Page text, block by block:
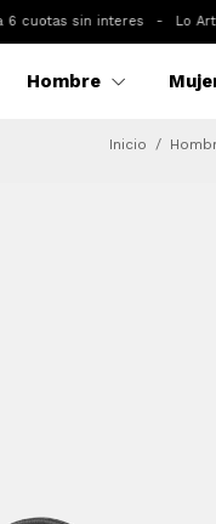
sin interes - Lo
Hombre
Inicio /